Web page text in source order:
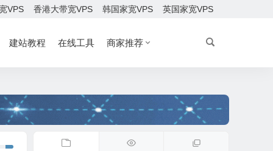
VPS 香港大带宽VPS 韩国家宽VPS 英国家宽VPS
建站教程 在线工具 商家推荐